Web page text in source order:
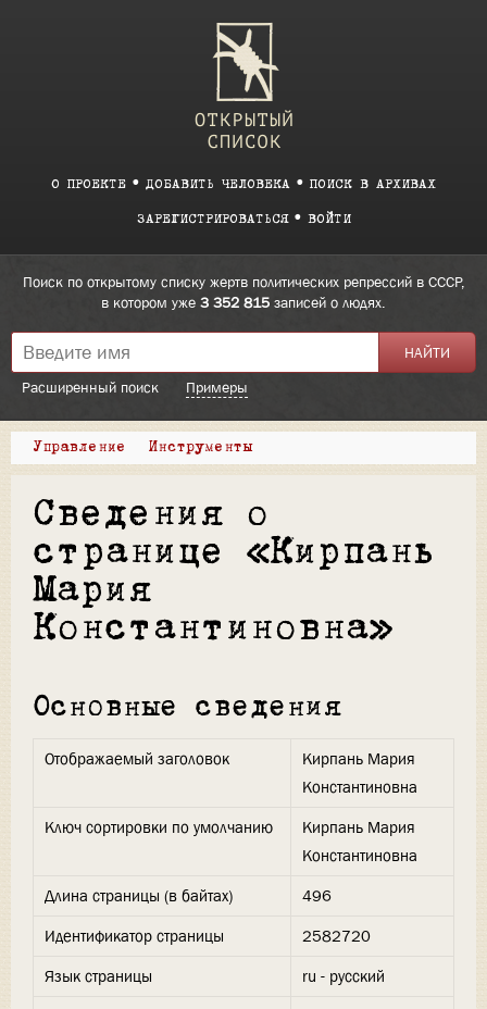
О ПРОЕКТЕ ДОБАВИТЬ ЧЕЛОВЕКА ПОИСК В АРХИВАХ
ЗАРЕГИСТРИРОВАТЬСЯ ВОЙТИ
Поиск по открытому списку жертв политических репрессий в СССР,
в котором уже 3 352 815 записей о людях.
Расширенный поиск Примеры
Управление Инструменты
Сведения о
странице «Кирпань
Мария
Константиновна»
Основные сведения
Отображаемый заголовок
Кирпань Мария
Константиновна
Ключ сортировки по умолчанию
Кирпань Мария
Константиновна
Длина страницы (в байтах)
496
Идентификатор страницы
2582720
Язык страницы
ru - русский